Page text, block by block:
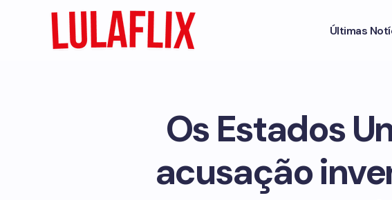
Últimas
Os Estados
acusação